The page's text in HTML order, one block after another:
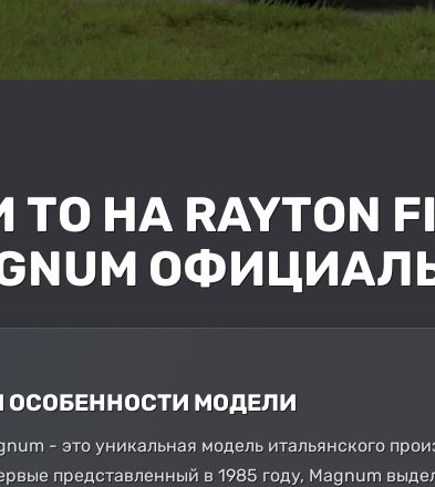
НА RAYTON
ОСОБЕННОСТИ МОДЕЛИ
- это уникальная модель итальянского
представленный в 1985 году, Magnum